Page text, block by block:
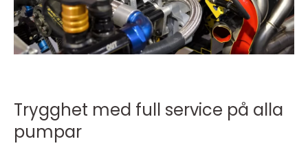
Trygghet med full service på alla
pumpar